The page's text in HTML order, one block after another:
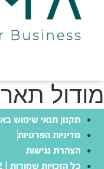
מודול
תקנון תנאי שימוש
מדיניות הפרטיות
הצהרת נגישות
כל הזכויות שמורות | QAMA 2022